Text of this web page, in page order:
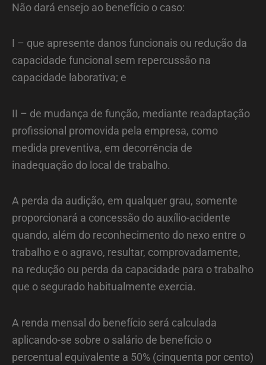
Não dará ensejo ao benefício o caso:
I – que apresente danos funcionais ou redução da
capacidade funcional sem repercussão na
capacidade laborativa; e
II – de mudança de função, mediante readaptação
profissional promovida pela empresa, como
medida preventiva, em decorrência de
inadequação do local de trabalho.
A perda da audição, em qualquer grau, somente
proporcionará a concessão do auxílio-acidente
quando, além do reconhecimento do nexo entre o
trabalho e o agravo, resultar, comprovadamente,
na redução ou perda da capacidade para o trabalho
que o segurado habitualmente exercia.
A renda mensal do benefício será calculada
aplicando-se sobre o salário de benefício o
percentual equivalente a 50% (cinquenta por cento)